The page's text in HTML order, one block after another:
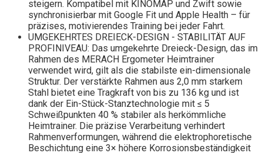
steigern. Kompatibel mit KINOMAP und Zwift sowie
synchronisierbar mit Google Fit und Apple Health – für
präzises, motivierendes Training bei jeder Fahrt.
UMGEKEHRTES DREIECK-DESIGN - STABILITÄT AUF
PROFINIVEAU: Das umgekehrte Dreieck-Design, das im
Rahmen des MERACH Ergometer Heimtrainer
verwendet wird, gilt als die stabilste ein-dimensionale
Struktur. Der verstärkte Rahmen aus 2,0 mm starkem
Stahl bietet eine Tragkraft von bis zu 136 kg und ist
dank der Ein-Stück-Stanztechnologie mit ≤ 5
Schweißpunkten 40 % stabiler als herkömmliche
Heimtrainer. Die präzise Verarbeitung verhindert
Rahmenverformungen, während die elektrophoretische
Beschichtung eine 3× höhere Korrosionsbeständigkeit